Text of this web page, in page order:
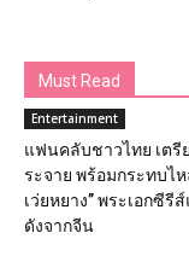
Must Read
Entertainment
แฟนคลับชาวไทย เตรี
ระจาย พร้อมกระทบไห
เว่ยหยาง” พระเอกซีรี
ดังจากจีน